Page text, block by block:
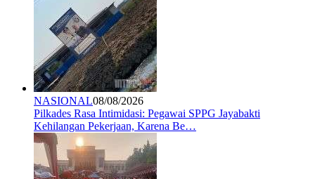
NASIONAL08/08/2026
Pilkades Rasa Intimidasi: Pegawai SPPG Jayabakti
Kehilangan Pekerjaan, Karena Be…